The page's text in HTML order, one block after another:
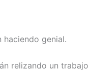
haciendo genial.
relizando un